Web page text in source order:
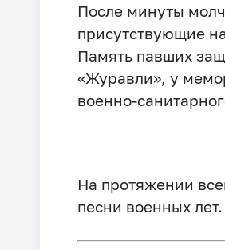
После минуты
присутствующие
Память павших
«Журавли», у
военно-
На протяжении
песни военных лет.